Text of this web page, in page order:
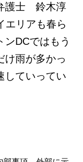
護士 鈴木淳
エリアも春ら
ンDCではもう
け雨が多かっ
していってい